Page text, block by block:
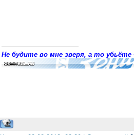
Не будите во мне зверя, а то убьёте